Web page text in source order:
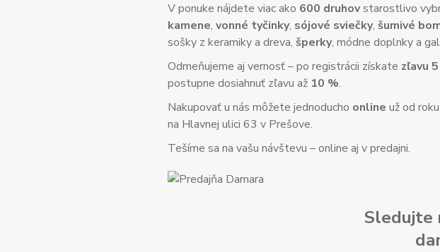
V ponuke nájdete viac ako 600 druhovstarostlivo
kamene, vonné tyčinky, sójové sviečky, šumivé
sošky z keramiky a dreva, šperky, módne doplnky a
Odmeňujeme aj vernosť – po registrácii získate zľavu
postupne dosiahnuť zľavu až 10 %.
Nakupovať u nás môžete jednoducho online už od
na Hlavnej ulici 63 v Prešove.
Tešíme sa na vašu návštevu – online aj v predajni.
Sledujte